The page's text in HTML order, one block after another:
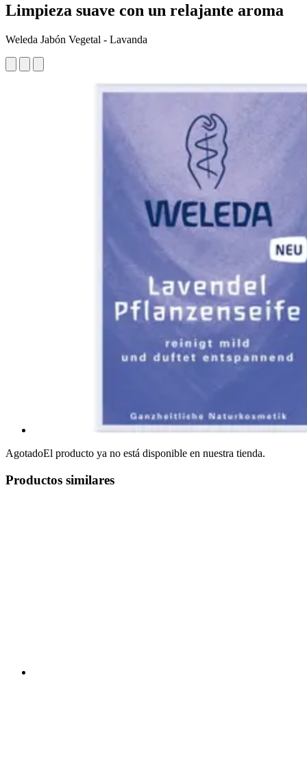
Limpieza suave con un relajante aroma
Weleda Jabón Vegetal - Lavanda
AgotadoEl producto ya no está disponible en nuestra tienda.
Productos similares